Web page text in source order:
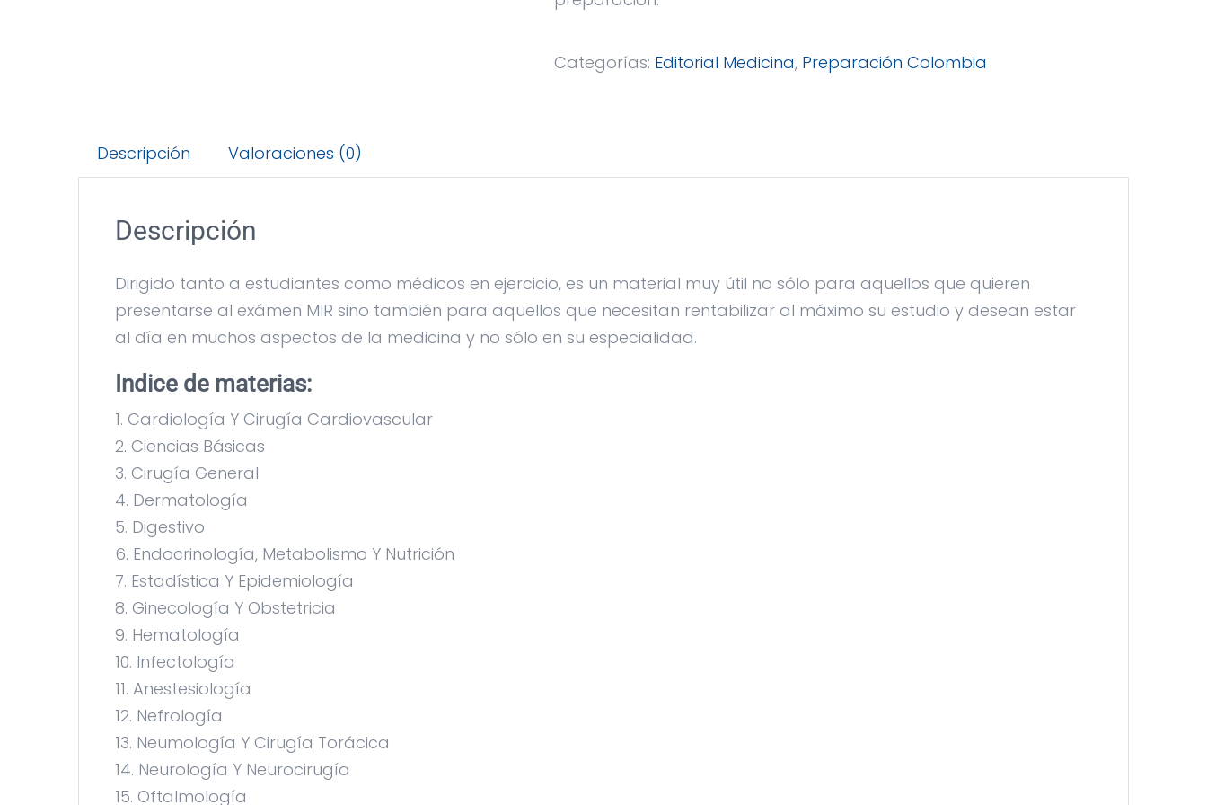
Categorías: Editorial Medicina, Preparación Colombia
Descripción Valoraciones (0)
Descripción
Dirigido tanto a estudiantes como médicos en ejercicio, es un material muy útil no sólo para aquellos que quieren
presentarse al exámen MIR sino también para aquellos que necesitan rentabilizar al máximo su estudio y desean estar
al día en muchos aspectos de la medicina y no sólo en su especialidad.
Indice de materias:
1. Cardiología Y Cirugía Cardiovascular
2. Ciencias Básicas
3. Cirugía General
4. Dermatología
5. Digestivo
6. Endocrinología, Metabolismo Y Nutrición
7. Estadística Y Epidemiología
8. Ginecología Y Obstetricia
9. Hematología
10. Infectología
11. Anestesiología
12. Nefrología
13. Neumología Y Cirugía Torácica
14. Neurología Y Neurocirugía
15. Oftalmología